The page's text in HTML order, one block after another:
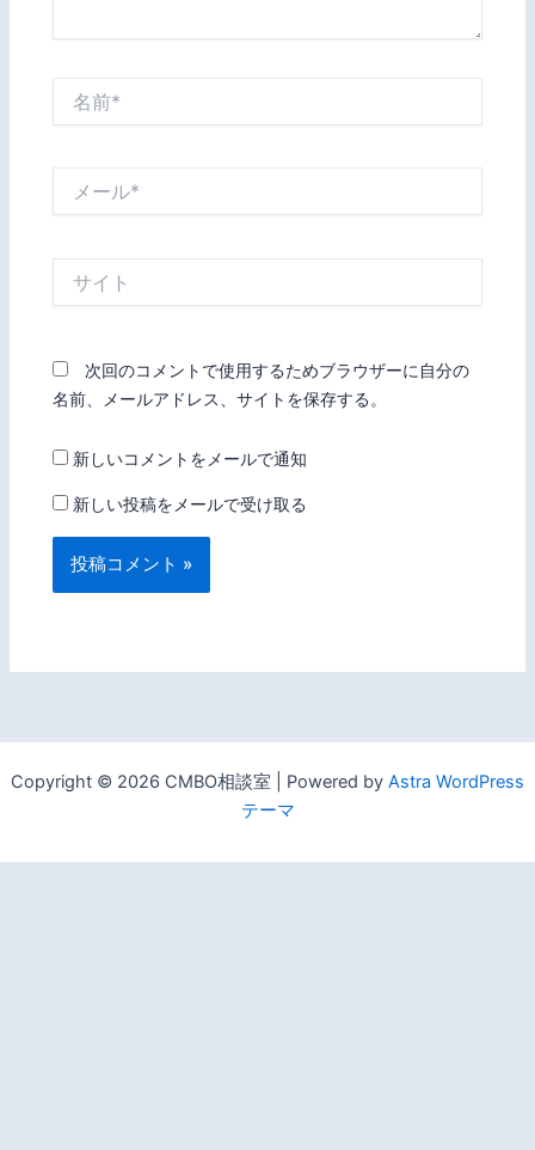
次回のコメントで使用するためブラウザーに自分の
名前、メールアドレス、サイトを保存する。
新しいコメントをメールで通知
新しい投稿をメールで受け取る
Copyright © 2026 CMBO相談室 | Powered by Astra WordPress
テーマ